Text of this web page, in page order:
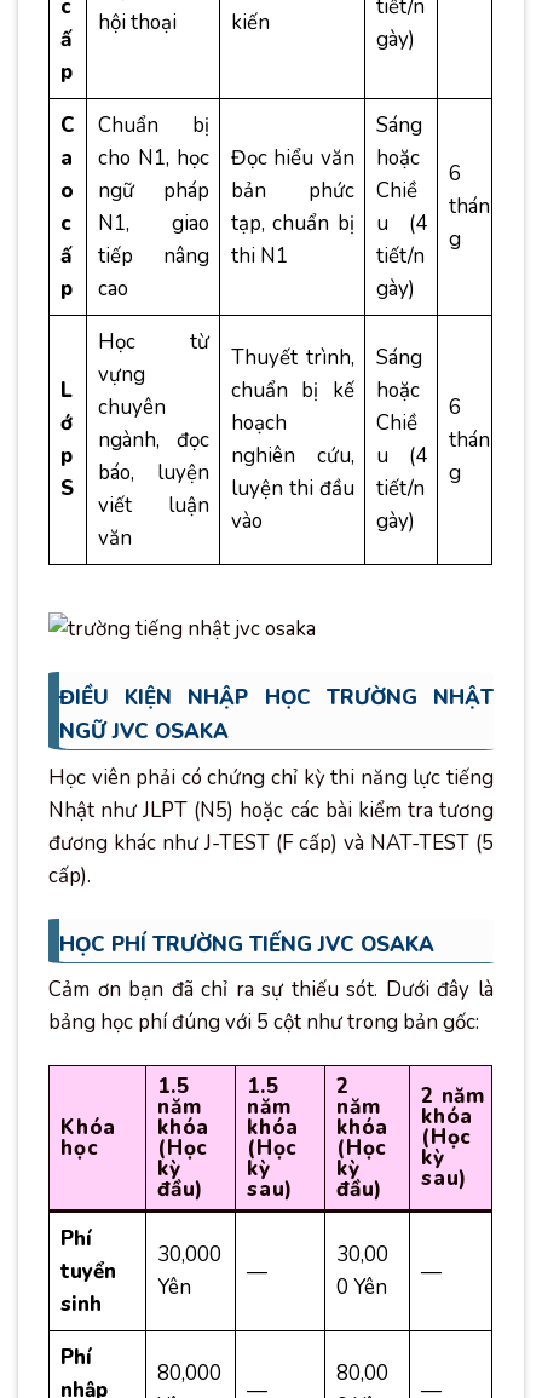
c
ấ
p
hội thoại
kiến
tiết/n
gày)
C
a
o
c
ấ
p
Chuẩn bị
cho N1, học
ngữ pháp
N1, giao
tiếp nâng
cao
Đọc hiểu văn
bản phức
tạp, chuẩn bị
thi N1
Sáng
hoặc
Chiề
u (4
tiết/n
gày)
6
thán
g
L
ớ
p
S
Học từ
vựng
chuyên
ngành, đọc
báo, luyện
viết luận
văn
Thuyết trình,
chuẩn bị kế
hoạch
nghiên cứu,
luyện thi đầu
vào
Sáng
hoặc
Chiề
u (4
tiết/n
gày)
6
thán
g
ĐIỀU KIỆN NHẬP HỌC TRƯỜNG NHẬT
NGỮ JVC OSAKA
Học viên phải có chứng chỉ kỳ thi năng lực tiếng
Nhật như JLPT (N5) hoặc các bài kiểm tra tương
đương khác như J-TEST (F cấp) và NAT-TEST (5
cấp).
HỌC PHÍ TRƯỜNG TIẾNG JVC OSAKA
Cảm ơn bạn đã chỉ ra sự thiếu sót. Dưới đây là
bảng học phí đúng với 5 cột như trong bản gốc:
Khóa
học
1.5
năm
khóa
(Học
kỳ
đầu)
1.5
năm
khóa
(Học
kỳ
sau)
2
năm
khóa
(Học
kỳ
đầu)
2 năm
khóa
(Học
kỳ
sau)
Phí
tuyển
sinh
30,000
Yên
—
30,00
0 Yên
—
Phí
nhập
80,000
—
80,00
—